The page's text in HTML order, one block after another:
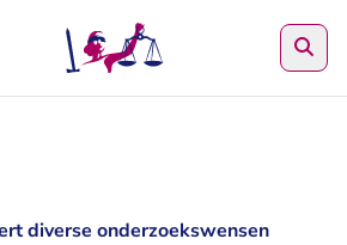
diverse onderzoekswensen